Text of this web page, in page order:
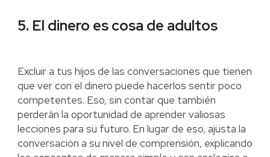
5. El dinero es cosa de adultos
Excluir a tus hijos de las conversaciones que tienen
que ver con el dinero puede hacerlos sentir poco
competentes. Eso, sin contar que también
perderán la oportunidad de aprender valiosas
lecciones para su futuro. En lugar de eso, ajusta la
conversación a su nivel de comprensión, explicando